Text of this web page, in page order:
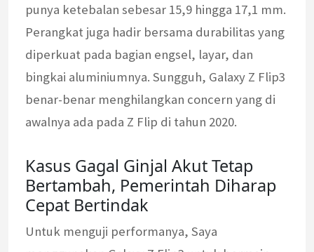
punya ketebalan sebesar 15,9 hingga 17,1 mm.
Perangkat juga hadir bersama durabilitas yang
diperkuat pada bagian engsel, layar, dan
bingkai aluminiumnya. Sungguh, Galaxy Z Flip3
benar-benar menghilangkan concern yang di
awalnya ada pada Z Flip di tahun 2020.
Kasus Gagal Ginjal Akut Tetap
Bertambah, Pemerintah Diharap
Cepat Bertindak
Untuk menguji performanya, Saya